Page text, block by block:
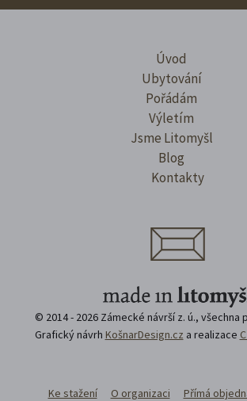
Úvod
Ubytování
Pořádám
Výletím
Jsme Litomyšl
Blog
Kontakty
© 2014 - 2026 Zámecké návrší z. ú., všechna
Grafický návrh KošnarDesign.cz a realizace
Ke stažení O organizaci
Přímá